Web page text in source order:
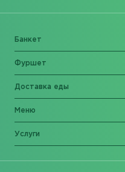
Банкет
Фуршет
Доставка еды
Меню
Услуги